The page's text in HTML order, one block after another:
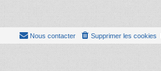
g
e
e
s
e
e
Supprimer les cookies
Nous contacter